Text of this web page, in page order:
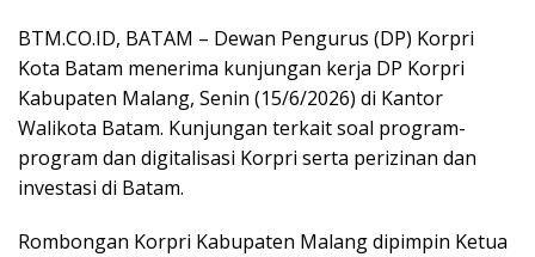
BTM.CO.ID, BATAM – Dewan Pengurus (DP) Korpri
Kota Batam menerima kunjungan kerja DP Korpri
Kabupaten Malang, Senin (15/6/2026) di Kantor
Walikota Batam. Kunjungan terkait soal program-
program dan digitalisasi Korpri serta perizinan dan
investasi di Batam.
Rombongan Korpri Kabupaten Malang dipimpin Ketua